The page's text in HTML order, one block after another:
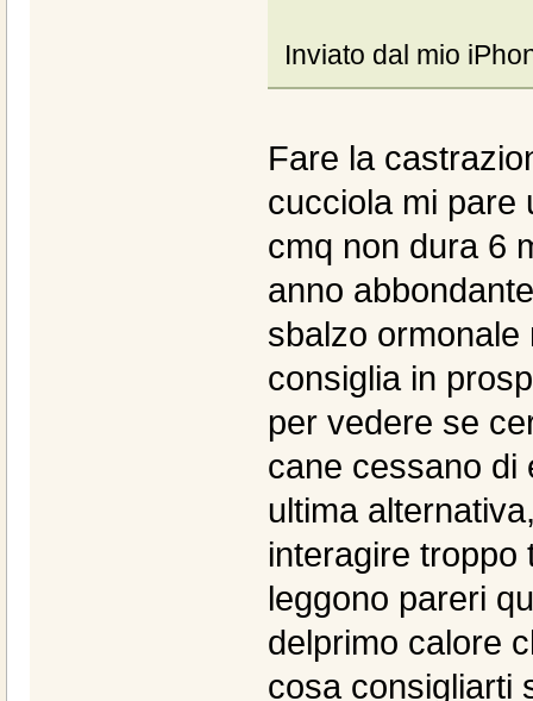
Inviato dal mio
Fare la
cucciola mi pare
cmq non dura 6
anno
sbalzo ormonale
consiglia in
per vedere se
cane cessano di
ultima
interagire troppo
leggono pareri
delprimo calore
cosa consigliarti